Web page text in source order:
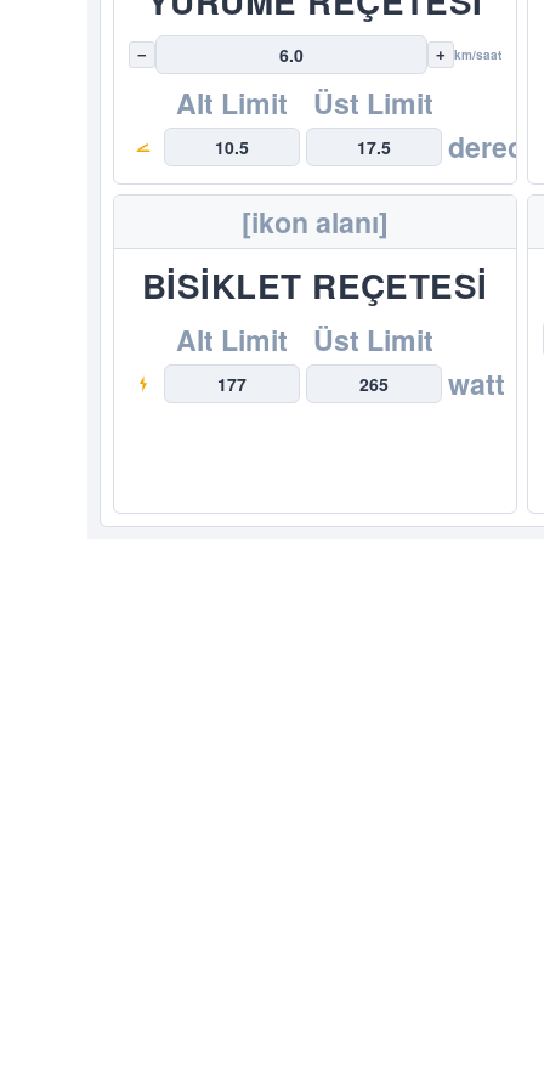
− 6.0 + km/saat
Alt Limit Üst Limit
10.5 17.5
derece
[ikon alanı]
BİSİKLET REÇETESİ
Alt Limit Üst Limit
177 265 watt